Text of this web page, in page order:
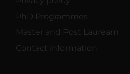
PhD Programmes
Master and Post Lauream
Contact information